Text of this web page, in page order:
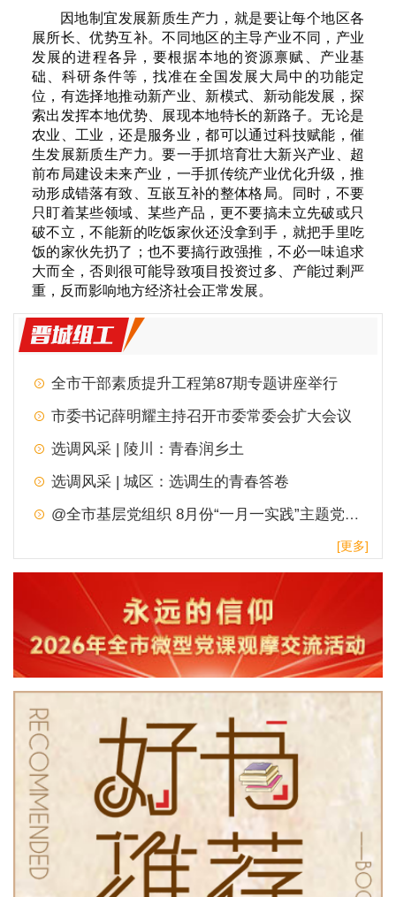
因地制宜发展新质生产力，就是要让每个地区各
展所长、优势互补。不同地区的主导产业不同，产业
发展的进程各异，要根据本地的资源禀赋、产业基
础、科研条件等，找准在全国发展大局中的功能定
位，有选择地推动新产业、新模式、新动能发展，探
索出发挥本地优势、展现本地特长的新路子。无论是
农业、工业，还是服务业，都可以通过科技赋能，催
生发展新质生产力。要一手抓培育壮大新兴产业、超
前布局建设未来产业，一手抓传统产业优化升级，推
动形成错落有致、互嵌互补的整体格局。同时，不要
只盯着某些领域、某些产品，更不要搞未立先破或只
破不立，不能新的吃饭家伙还没拿到手，就把手里吃
饭的家伙先扔了；也不要搞行政强推，不必一味追求
大而全，否则很可能导致项目投资过多、产能过剩严
重，反而影响地方经济社会正常发展。
全市干部素质提升工程第87期专题讲座举行
市委书记薛明耀主持召开市委常委会扩大会议
选调风采 | 陵川：青春润乡土
选调风采 | 城区：选调生的青春答卷
@全市基层党组织 8月份“一月一实践”主题党日，请查收！
[更多]